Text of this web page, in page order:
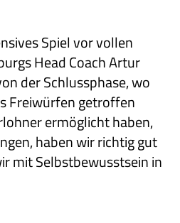
Spiel vor vollen
Head Coach Artur
der Schlussphase, wo
Freiwürfen getroffen
ermöglicht haben,
haben wir richtig gut
mit Selbstbewusstsein in